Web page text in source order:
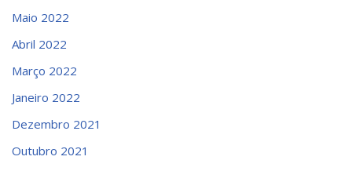
Maio 2022
Abril 2022
Março 2022
Janeiro 2022
Dezembro 2021
Outubro 2021